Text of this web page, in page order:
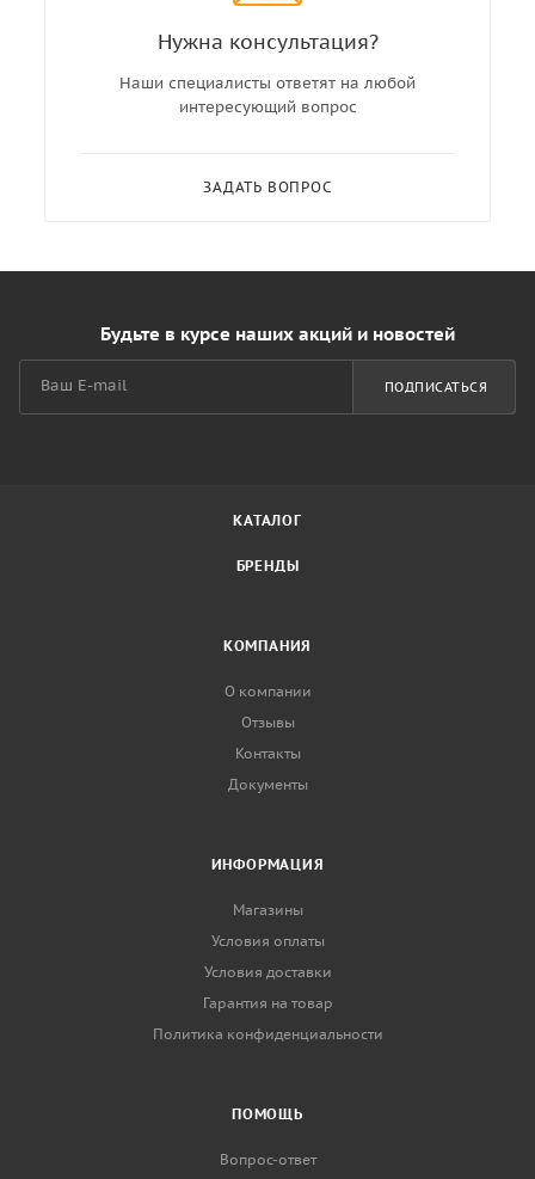
Нужна консультация?
Наши специалисты ответят на любой
интересующий вопрос
ЗАДАТЬ ВОПРОС
Будьте в курсе наших акций и новостей
ПОДПИСАТЬСЯ
КАТАЛОГ
БРЕНДЫ
КОМПАНИЯ
О компании
Отзывы
Контакты
Документы
ИНФОРМАЦИЯ
Магазины
Условия оплаты
Условия доставки
Гарантия на товар
Политика конфиденциальности
ПОМОЩЬ
Вопрос-ответ